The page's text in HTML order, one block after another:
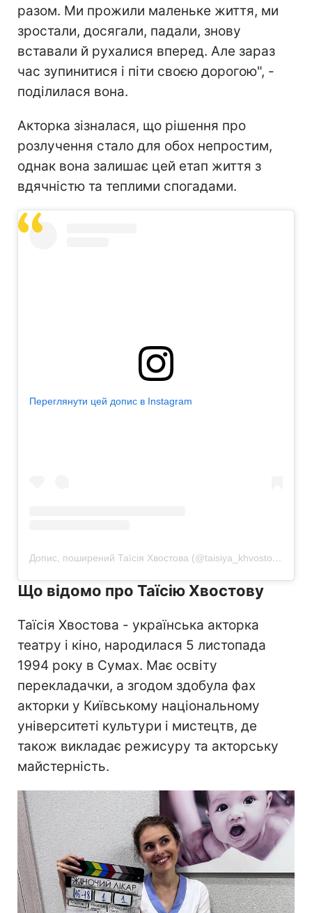
разом. Ми прожили маленьке життя, ми
зростали, досягали, падали, знову
вставали й рухалися вперед. Але зараз
час зупинитися і піти своєю дорогою", -
поділилася вона.
Акторка зізналася, що рішення про
розлучення стало для обох непростим,
однак вона залишає цей етап життя з
вдячністю та теплими спогадами.
Переглянути цей допис в Instagram
Допис, поширений Таїсія Хвостова (@taisiya_khvostova)
Що відомо про Таїсію Хвостову
Таїсія Хвостова - українська акторка
театру і кіно, народилася 5 листопада
1994 року в Сумах. Має освіту
перекладачки, а згодом здобула фах
акторки у Київському національному
університеті культури і мистецтв, де
також викладає режисуру та акторську
майстерність.